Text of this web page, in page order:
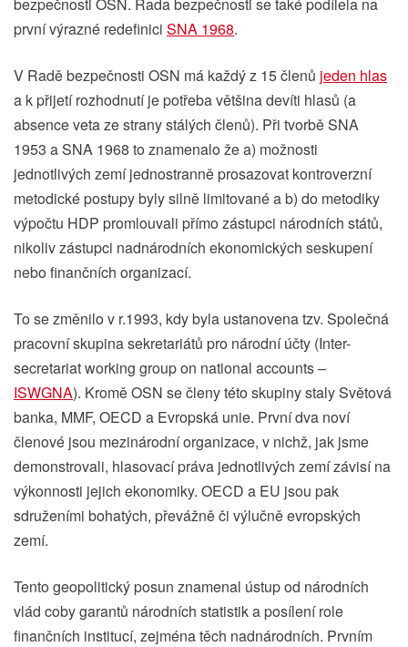
první výrazné redefinici SNA 1968.
V Radě bezpečnosti OSN má každý z 15 členů jeden hlas
a k přijetí rozhodnutí je potřeba většina devíti hlasů (a
absence veta ze strany stálých členů). Při tvorbě SNA
1953 a SNA 1968 to znamenalo že a) možnosti
jednotlivých zemí jednostranně prosazovat kontroverzní
metodické postupy byly silně limitované a b) do metodiky
výpočtu HDP promlouvali přímo zástupci národních států,
nikoliv zástupci nadnárodních ekonomických seskupení
nebo finančních organizací.
To se změnilo v r.1993, kdy byla ustanovena tzv. Společná
pracovní skupina sekretariátů pro národní účty (Inter-
secretariat working group on national accounts –
ISWGNA). Kromě OSN se členy této skupiny staly Světová
banka, MMF, OECD a Evropská unie. První dva noví
členové jsou mezinárodní organizace, v nichž, jak jsme
demonstrovali, hlasovací práva jednotlivých zemí závisí na
výkonnosti jejich ekonomiky. OECD a EU jsou pak
sdruženími bohatých, převážně či výlučně evropských
zemí.
Tento geopolitický posun znamenal ústup od národních
vlád coby garantů národních statistik a posílení role
finančních institucí, zejména těch nadnárodních. Prvním